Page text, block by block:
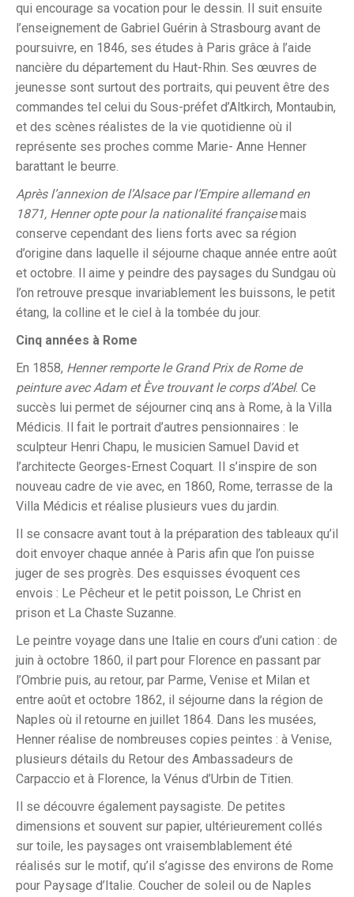
qui encourage sa vocation pour le dessin. Il suit ensuite
l’enseignement de Gabriel Guérin à Strasbourg avant de
poursuivre, en 1846, ses études à Paris grâce à l’aide
nancière du département du Haut-Rhin. Ses œuvres de
jeunesse sont surtout des portraits, qui peuvent être des
commandes tel celui du Sous-préfet d’Altkirch, Montaubin,
et des scènes réalistes de la vie quotidienne où il
représente ses proches comme Marie- Anne Henner
barattant le beurre.
Après l’annexion de l’Alsace par l’Empire allemand en
1871, Henner opte pour la nationalité françaisemais
conserve cependant des liens forts avec sa région
d’origine dans laquelle il séjourne chaque année entre août
et octobre. Il aime y peindre des paysages du Sundgau où
l’on retrouve presque invariablement les buissons, le petit
étang, la colline et le ciel à la tombée du jour.
Cinq années à Rome
En 1858, Henner remporte le Grand Prix de Rome de
peinture avec Adam et Ève trouvant le corps d’Abel. Ce
succès lui permet de séjourner cinq ans à Rome, à la Villa
Médicis. Il fait le portrait d’autres pensionnaires : le
sculpteur Henri Chapu, le musicien Samuel David et
l’architecte Georges-Ernest Coquart. Il s’inspire de son
nouveau cadre de vie avec, en 1860, Rome, terrasse de la
Villa Médicis et réalise plusieurs vues du jardin.
Il se consacre avant tout à la préparation des tableaux qu’il
doit envoyer chaque année à Paris afin que l’on puisse
juger de ses progrès. Des esquisses évoquent ces
envois : Le Pêcheur et le petit poisson, Le Christ en
prison et La Chaste Suzanne.
Le peintre voyage dans une Italie en cours d’uni cation : de
juin à octobre 1860, il part pour Florence en passant par
l’Ombrie puis, au retour, par Parme, Venise et Milan et
entre août et octobre 1862, il séjourne dans la région de
Naples où il retourne en juillet 1864. Dans les musées,
Henner réalise de nombreuses copies peintes : à Venise,
plusieurs détails du Retour des Ambassadeurs de
Carpaccio et à Florence, la Vénus d’Urbin de Titien.
Il se découvre également paysagiste. De petites
dimensions et souvent sur papier, ultérieurement collés
sur toile, les paysages ont vraisemblablement été
réalisés sur le motif, qu’il s’agisse des environs de Rome
pour Paysage d’Italie. Coucher de soleil ou de Naples